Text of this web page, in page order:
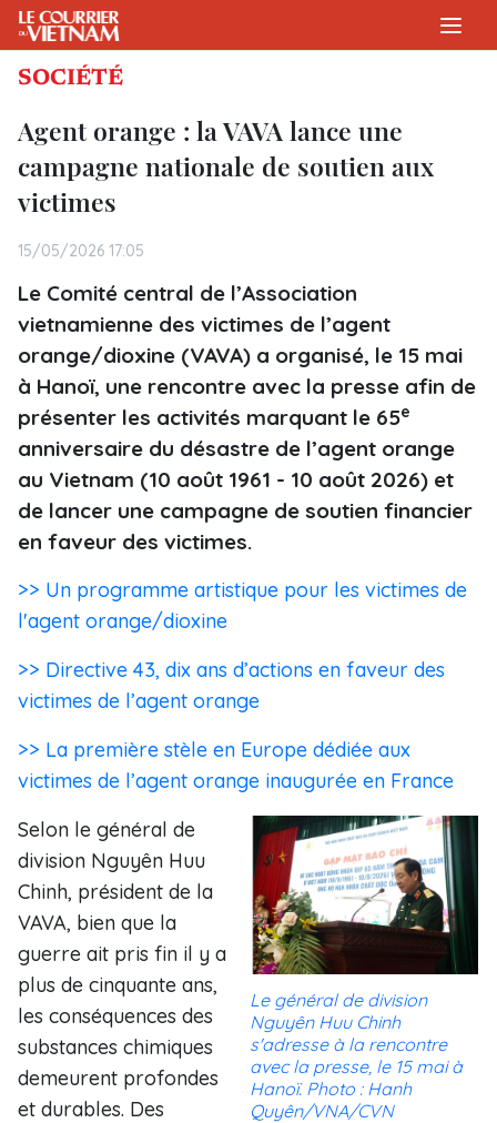
SOCIÉTÉ
Agent orange : la VAVA lance une
campagne nationale de soutien aux
victimes
15/05/2026 17:05
Le Comité central de l’Association
vietnamienne des victimes de l’agent
orange/dioxine (VAVA) a organisé, le 15 mai
à Hanoï, une rencontre avec la presse afin de
présenter les activités marquant le 65e
anniversaire du désastre de l’agent orange
au Vietnam (10 août 1961 - 10 août 2026) et
de lancer une campagne de soutien financier
en faveur des victimes.
>> Un programme artistique pour les victimes de
l'agent orange/dioxine
>> Directive 43, dix ans d’actions en faveur des
victimes de l’agent orange
>> La première stèle en Europe dédiée aux
victimes de l’agent orange inaugurée en France
Le général de division
Nguyên Huu Chinh
s'adresse à la rencontre
avec la presse, le 15 mai à
Hanoï. Photo : Hanh
Quyên/VNA/CVN
Selon le général de
division Nguyên Huu
Chinh, président de la
VAVA, bien que la
guerre ait pris fin il y a
plus de cinquante ans,
les conséquences des
substances chimiques
demeurent profondes
et durables. Des